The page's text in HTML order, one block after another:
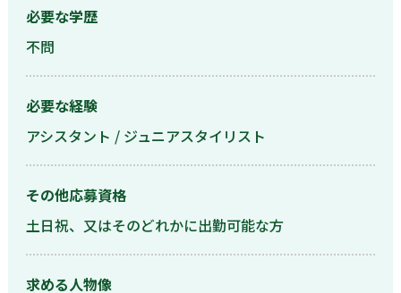
必要な学歴
不問
必要な経験
アシスタント / ジュニアスタイリスト
その他応募資格
土日祝、又はそのどれかに出勤可能な方
求める人物像